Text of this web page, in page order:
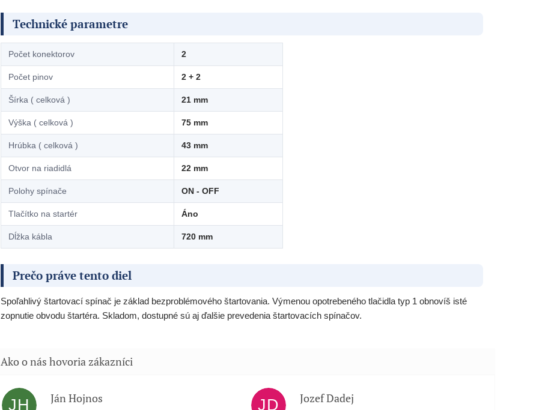
Technické parametre
Počet konektorov 2
Počet pinov 2 + 2
Šírka ( celková ) 21 mm
Výška ( celková ) 75 mm
Hrúbka ( celková ) 43 mm
Otvor na riadidlá 22 mm
Polohy spínače ON - OFF
Tlačítko na startér Áno
Dĺžka kábla 720 mm
Prečo práve tento diel
Spoľahlivý štartovací spínač je základ bezproblémového štartovania. Výmenou opotrebeného tlačidla typ 1 obnovíš isté
zopnutie obvodu štartéra. Skladom, dostupné sú aj ďalšie prevedenia štartovacích spínačov.
JH Ján Hojnos JD Jozef Dadej